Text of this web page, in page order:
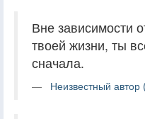
Вне зависимости
твоей жизни, ты
сначала.
Неизвестный автор